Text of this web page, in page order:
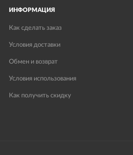
ИНФОРМАЦИЯ
Как сделать заказ
Условия доставки
Обмен и возврат
Условия использования
Как получить скидку